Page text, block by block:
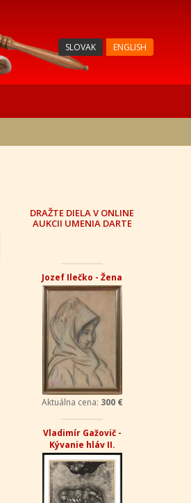
SLOVAK ENGLISH
DRAŽTE DIELA V ONLINE
AUKCII UMENIA DARTE
Jozef Ilečko - Žena
Aktuálna cena: 300 €
Vladimír Gažovič -
Kývanie hláv II.